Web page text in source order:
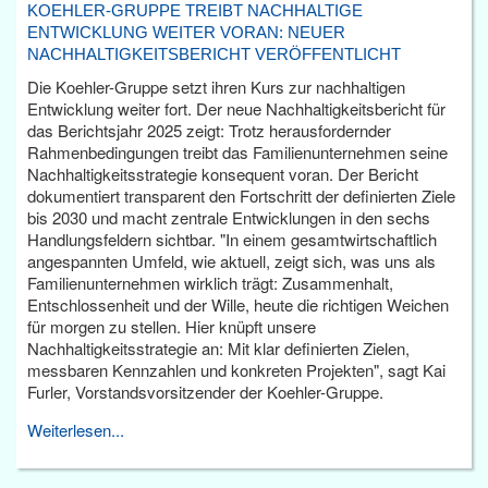
KOEHLER-GRUPPE TREIBT NACHHALTIGE
ENTWICKLUNG WEITER VORAN: NEUER
NACHHALTIGKEITSBERICHT VERÖFFENTLICHT
Die Koehler-Gruppe setzt ihren Kurs zur nachhaltigen
Entwicklung weiter fort. Der neue Nachhaltigkeitsbericht für
das Berichtsjahr 2025 zeigt: Trotz herausfordernder
Rahmenbedingungen treibt das Familienunternehmen seine
Nachhaltigkeitsstrategie konsequent voran. Der Bericht
dokumentiert transparent den Fortschritt der definierten Ziele
bis 2030 und macht zentrale Entwicklungen in den sechs
Handlungsfeldern sichtbar. "In einem gesamtwirtschaftlich
angespannten Umfeld, wie aktuell, zeigt sich, was uns als
Familienunternehmen wirklich trägt: Zusammenhalt,
Entschlossenheit und der Wille, heute die richtigen Weichen
für morgen zu stellen. Hier knüpft unsere
Nachhaltigkeitsstrategie an: Mit klar definierten Zielen,
messbaren Kennzahlen und konkreten Projekten", sagt Kai
Furler, Vorstandsvorsitzender der Koehler-Gruppe.
Weiterlesen...